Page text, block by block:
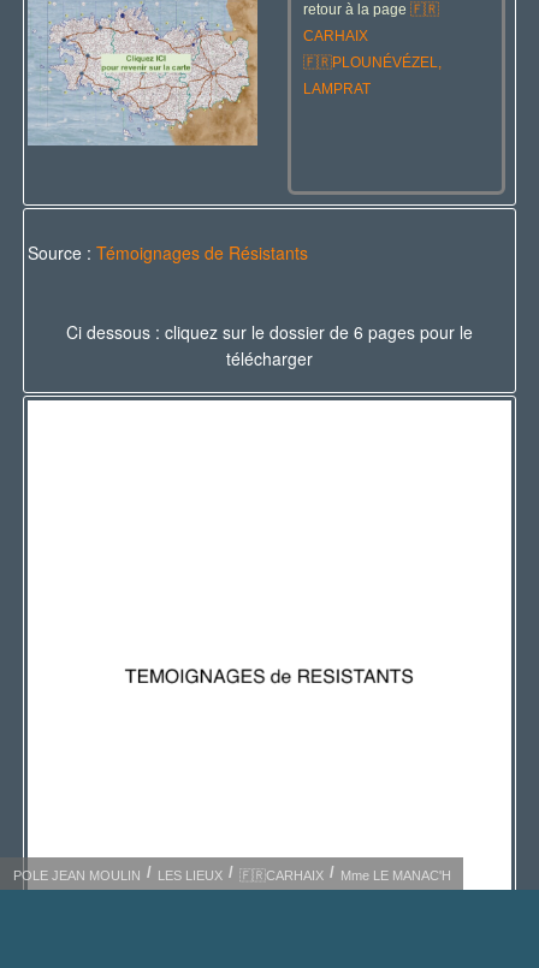
retour à la page 🇫🇷
CARHAIX
🇫🇷PLOUNÉVÉZEL,
LAMPRAT
Source : Témoignages de Résistants
Ci dessous : cliquez sur le dossier de 6 pages pour le
télécharger
POLE JEAN MOULIN LES LIEUX 🇫🇷CARHAIX Mme LE MANAC'H